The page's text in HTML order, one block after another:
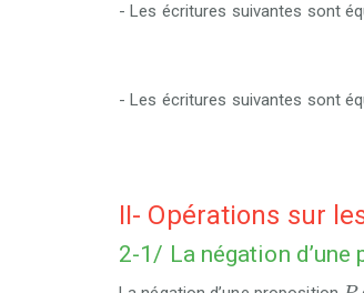
- Les écritures suivantes sont
- Les écritures suivantes sont
II- Opérations sur
2-1/ La négation d’une
P